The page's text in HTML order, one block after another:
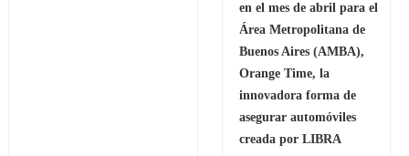
en el mes de abril para el
Área Metropolitana de
Buenos Aires (AMBA),
Orange Time, la
innovadora forma de
asegurar automóviles
creada por LIBRA